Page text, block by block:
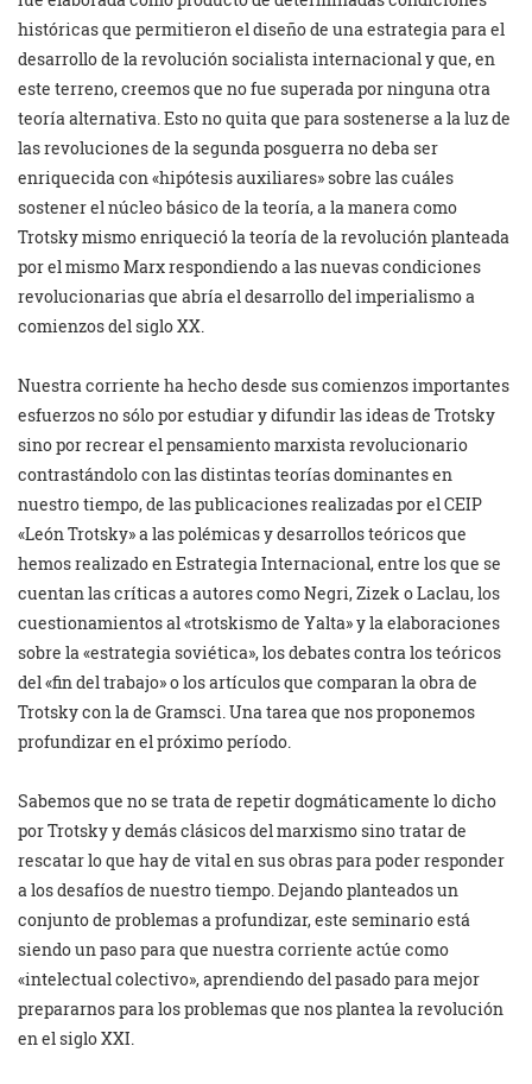
históricas que permitieron el diseño de una estrategia para el
desarrollo de la revolución socialista internacional y que, en
este terreno, creemos que no fue superada por ninguna otra
teoría alternativa. Esto no quita que para sostenerse a la luz de
las revoluciones de la segunda posguerra no deba ser
enriquecida con «hipótesis auxiliares» sobre las cuáles
sostener el núcleo básico de la teoría, a la manera como
Trotsky mismo enriqueció la teoría de la revolución planteada
por el mismo Marx respondiendo a las nuevas condiciones
revolucionarias que abría el desarrollo del imperialismo a
comienzos del siglo XX.
Nuestra corriente ha hecho desde sus comienzos importantes
esfuerzos no sólo por estudiar y difundir las ideas de Trotsky
sino por recrear el pensamiento marxista revolucionario
contrastándolo con las distintas teorías dominantes en
nuestro tiempo, de las publicaciones realizadas por el CEIP
«León Trotsky» a las polémicas y desarrollos teóricos que
hemos realizado en Estrategia Internacional, entre los que se
cuentan las críticas a autores como Negri, Zizek o Laclau, los
cuestionamientos al «trotskismo de Yalta» y la elaboraciones
sobre la «estrategia soviética», los debates contra los teóricos
del «fin del trabajo» o los artículos que comparan la obra de
Trotsky con la de Gramsci. Una tarea que nos proponemos
profundizar en el próximo período.
Sabemos que no se trata de repetir dogmáticamente lo dicho
por Trotsky y demás clásicos del marxismo sino tratar de
rescatar lo que hay de vital en sus obras para poder responder
a los desafíos de nuestro tiempo. Dejando planteados un
conjunto de problemas a profundizar, este seminario está
siendo un paso para que nuestra corriente actúe como
«intelectual colectivo», aprendiendo del pasado para mejor
prepararnos para los problemas que nos plantea la revolución
en el siglo XXI.